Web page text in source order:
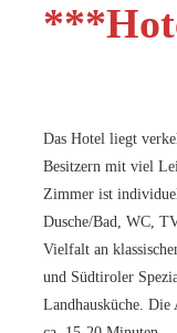
Das Hotel liegt
Besitzern mit viel
Zimmer ist
Dusche/Bad, WC,
Vielfalt an
und Südtiroler
Landhausküche.